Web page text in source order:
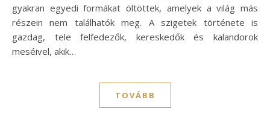
gyakran egyedi formákat öltöttek, amelyek a világ más
részein nem találhatók meg. A szigetek története is
gazdag, tele felfedezők, kereskedők és kalandorok
meséivel, akik…
TOVÁBB